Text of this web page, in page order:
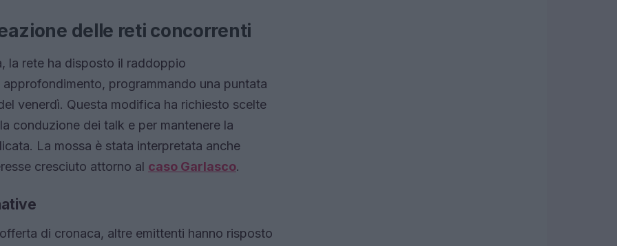
delle reti concorrenti
la rete ha disposto il raddoppio
programmando una puntata
venerdì. Questa modifica ha richiesto scelte
conduzione dei talk e per mantenere la
La mossa è stata interpretata anche
cresciuto attorno al caso Garlasco.
di cronaca, altre emittenti hanno risposto